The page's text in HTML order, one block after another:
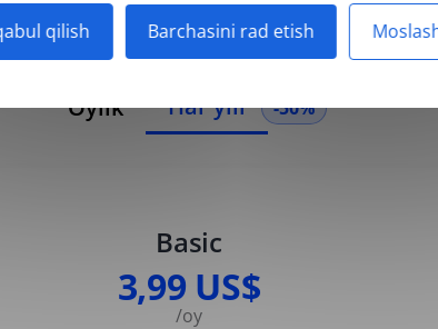
qilish Barchasini rad etish
Oylik Har yili -50%
Basic
3,99 US$
/oy